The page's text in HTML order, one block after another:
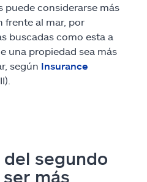
puede considerarse más
frente al mar, por
buscadas como esta a
una propiedad sea más
según Insurance
segundo
más